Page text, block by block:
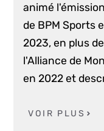
animé
de BPM Sports
2023, en plus
l'Alliance de
en 2022 et
VOIR PLUS